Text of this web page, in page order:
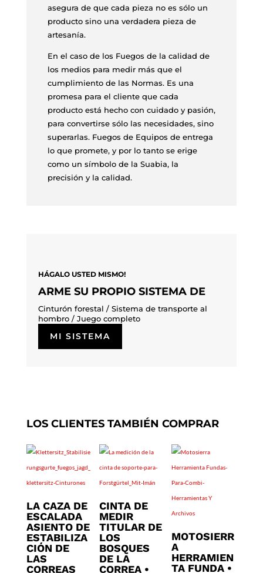
asegura de que cada pieza no es sólo un
producto sino una verdadera pieza de
artesanía.
En el caso de los Fuegos de la calidad de
los medios para medir más que el
cumplimiento de las Normas. Es una
promesa para el cliente que cada
producto está hecho con cuidado y pasión,
para convertirse sólo las necesidades, sino
superarlas. Fuegos de Equipos de entrega
lo que promete, y por lo tanto se erige
como un símbolo de la Suabia, la
precisión y la calidad.
HÁGALO USTED MISMO!
ARME SU PROPIO SISTEMA DE
Cinturón forestal / Sistema de transporte al
hombro / Juego completo
MI SISTEMA
LOS CLIENTES TAMBIÉN COMPRAR
LA CAZA DE
ESCALADA
ASIENTO DE
ESTABILIZA
CIÓN DE
LAS
CORREAS
CINTA DE
MEDIR
TITULAR DE
LOS
BOSQUES
DE LA
CORREA •
MOTOSIERR
A
HERRAMIEN
TA FUNDA •